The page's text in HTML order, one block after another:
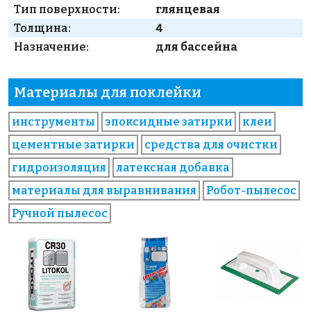
Тип поверхности:
глянцевая
Толщина:
4
Назначение:
для бассейна
Материалы для поклейки
инструменты эпоксидные затирки
клеи
цементные затирки
средства для очистки
гидроизоляция
латексная добавка
материалы для выравнивания
Робот-пылесос
Ручной пылесос